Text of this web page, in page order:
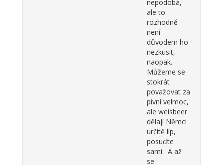
nepodobá,
ale to
rozhodně
není
důvodem ho
nezkusit,
naopak.
Můžeme se
stokrát
považovat za
pivní velmoc,
ale weisbeer
dělají Němci
určitě líp,
posuďte
sami. A až
se